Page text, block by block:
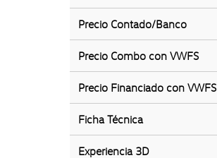
Precio Contado/Banco
Precio Combo con VWFS
Precio Financiado con VWFS
Ficha Técnica
Experiencia 3D